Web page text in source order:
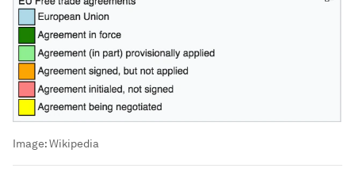
Image:Wikipedia